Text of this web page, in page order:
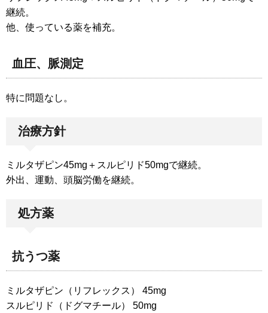
継続。
他、使っている薬を補充。
血圧、脈測定
特に問題なし。
治療方針
ミルタザピン45mg＋スルピリド50mgで継続。
外出、運動、頭脳労働を継続。
処方薬
抗うつ薬
ミルタザピン（リフレックス） 45mg
スルピリド（ドグマチール） 50mg